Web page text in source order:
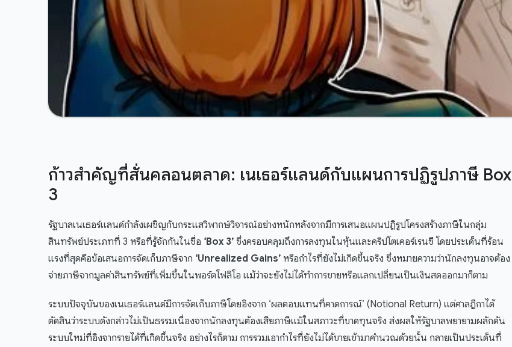
ก้าวสำคัญที่สั่นคลอนตลาด: เนเธอร์แลนด์กับแผนการปฏิรูปภาษี Box
3
รัฐบาลเนเธอร์แลนด์กำลังเผชิญกับกระแสวิพากษ์วิจารณ์อย่างหนักหลังจากมีการเสนอแผนปฏิรูปโครงสร้างภาษีในกลุ่ม
สินทรัพย์ประเภทที่ 3 หรือที่รู้จักกันในชื่อ ‘Box 3’ ซึ่งครอบคลุมถึงการลงทุนในหุ้นและคริปโตเคอร์เรนซี โดยประเด็นที่ร้อน
แรงที่สุดคือข้อเสนอการจัดเก็บภาษีจาก ‘Unrealized Gains’ หรือกำไรที่ยังไม่เกิดขึ้นจริง ซึ่งหมายความว่านักลงทุนอาจต้อง
จ่ายภาษีจากมูลค่าสินทรัพย์ที่เพิ่มขึ้นในพอร์ตโฟลิโอ แม้ว่าจะยังไม่ได้ทำการขายหรือแลกเปลี่ยนเป็นเงินสดออกมาก็ตาม
ระบบปัจจุบันของเนเธอร์แลนด์มีการจัดเก็บภาษีโดยอิงจาก ‘ผลตอบแทนที่คาดการณ์’ (Notional Return) แต่ศาลฎีกาได้
ตัดสินว่าระบบดังกล่าวไม่เป็นธรรมเนื่องจากนักลงทุนต้องเสียภาษีแม้ในสภาวะที่ขาดทุนจริง ส่งผลให้รัฐบาลพยายามผลักดัน
ระบบใหม่ที่อิงจากรายได้ที่เกิดขึ้นจริง อย่างไรก็ตาม การรวมเอากำไรที่ยังไม่ได้ขายเข้ามาคำนวณด้วยนั้น กลายเป็นประเด็นที่